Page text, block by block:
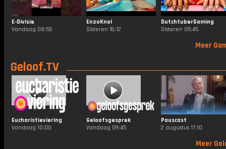
E-Divisie
Vandaag 08:55
EnzoKnol
Gisteren 16:12
DutchtuberGaming
Gisteren 09:45
Meer
Geloof.TV
Eucharistieviering
Vandaag 10:00
Geloofsgesprek
Vandaag 09:45
Pauscast
2 augustus 17:10
Meer